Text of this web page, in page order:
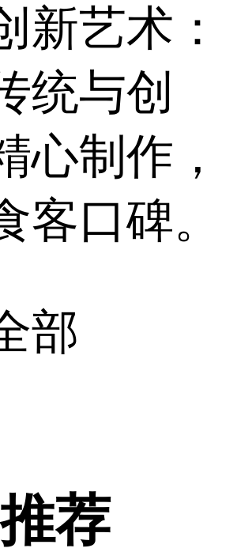
新艺术：
统与创
心制作，
客口碑。
部
荐